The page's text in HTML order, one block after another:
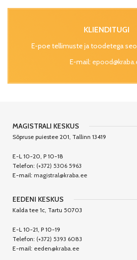
KLIENDITUGI
E-poe tellimuste ja toodetega
E-mail:
MAGISTRALI KESKUS
Sõpruse puiestee 201, Tallinn 13419
E-L 10-20, P 10-18
Telefon: (+372) 5306 5963
E-mail: magistral@kraba.ee
EEDENI KESKUS
Kalda tee 1c, Tartu 50703
E-L 10-21, P 10-19
Telefon: (+372) 5393 6083
E-mail: eeden@kraba.ee